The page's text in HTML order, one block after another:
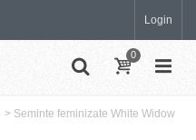
Login
0
> Seminte feminizate White Widow